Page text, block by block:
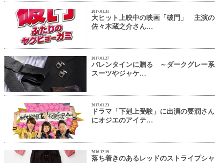
2017.01.31
大ヒット上映中の映画「破門」 主演の
佐々木蔵之介さん…
2017.01.27
バレンタインに贈る ～ダークグレー系
スーツやジャケ…
2017.01.23
ドラマ「下剋上受験」に出演の要潤さん
にオジエのアイテ…
2016.12.19
落ち着きのあるレッドのストライプシャ